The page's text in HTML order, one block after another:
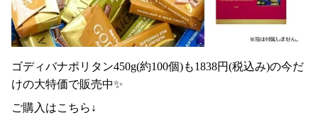
ゴディバナポリタン450g(約100個)も1838円(税込み)の今だ
けの大特価で販売中✨
ご購入はこちら↓